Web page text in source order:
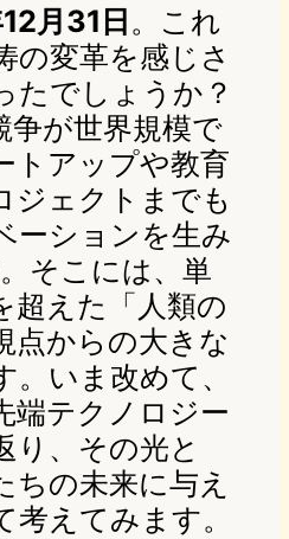
月31日 。これ
の変革を感じさ
たでしょうか？
争が世界規模で
トアップや教育
ジェクトまでも
ーションを生み
そこには、単
超えた「人類の
点からの大きな
いま改めて、
端テクノロジー
り、その光と
ちの未来に与え
考えてみます。